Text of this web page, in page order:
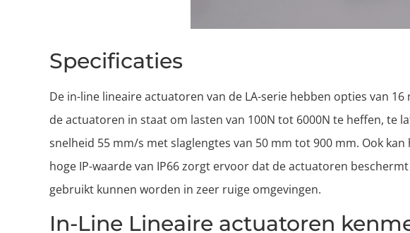
Specificaties
De in-line lineaire actuatoren van de LA-serie hebben opties van
de actuatoren in staat om lasten van 100N tot 6000N te heffen, te
snelheid 55 mm/s met slaglengtes van 50 mm tot 900 mm. Ook
hoge IP-waarde van IP66 zorgt ervoor dat de actuatoren
gebruikt kunnen worden in zeer ruige omgevingen.
In-Line Lineaire actuatoren